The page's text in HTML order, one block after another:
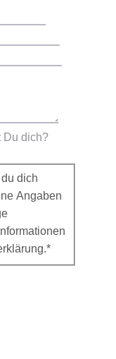
Du dich?
dich
Angaben
*